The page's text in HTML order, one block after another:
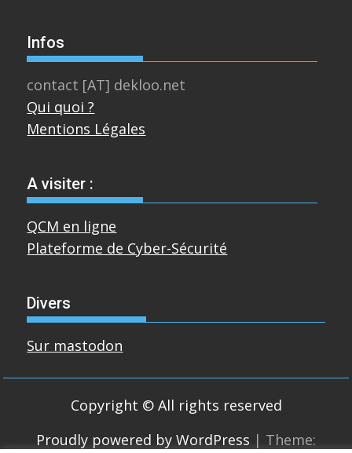
Infos
contact [AT] dekloo.net
Qui quoi ?
Mentions Légales
A visiter :
QCM en ligne
Plateforme de Cyber-Sécurité
Divers
Sur mastodon
Copyright © All rights reserved
Proudly powered by WordPress | Theme: